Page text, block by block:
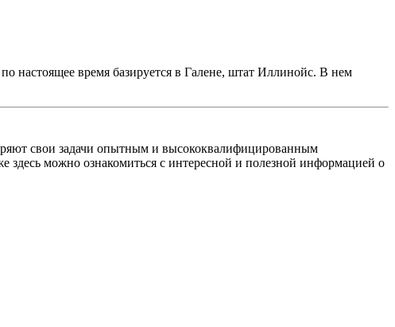
настоящее время базируется в Галене, штат Иллинойс. В нем
свои задачи опытным и высококвалифицированным
можно ознакомиться с интересной и полезной информацией о